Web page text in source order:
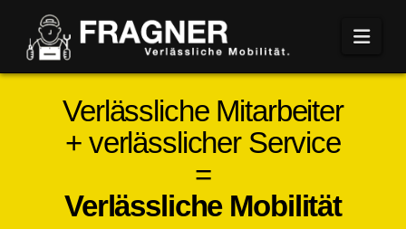
Verlässliche Mitarbeiter
+ verlässlicher Service
=
Verlässliche Mobilität